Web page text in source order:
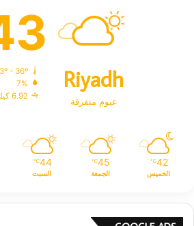
Riyadh
غيوم متفرقة
43º - 36º
7%
6.92 كيلومتر/ساعة
42
℃
الخميس
45
℃
الجمعة
44
℃
السبت